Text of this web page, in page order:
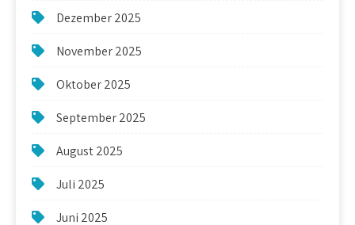
Dezember 2025
November 2025
Oktober 2025
September 2025
August 2025
Juli 2025
Juni 2025